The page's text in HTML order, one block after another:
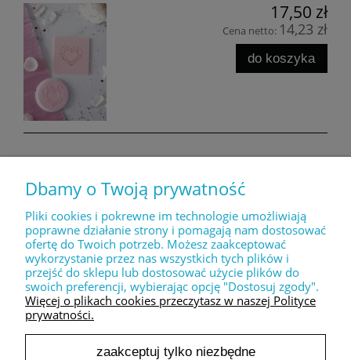
17,50 zł
Cena netto: 14,23 zł
do koszyka
Dekoracyjny stempel " Zakochana para "
17,50 zł
Cena netto:14,23 zł
do koszyka
Dbamy o Twoją prywatność
Pliki cookies i pokrewne im technologie umożliwiają
poprawne działanie strony i pomagają nam dostosować
ofertę do Twoich potrzeb. Możesz zaakceptować
wykorzystanie przez nas wszystkich tych plików i
przejść do sklepu lub dostosować użycie plików do
swoich preferencji, wybierając opcję "Dostosuj zgody".
Więcej o plikach cookies przeczytasz w naszej Polityce
prywatności.
zaakceptuj tylko niezbędne